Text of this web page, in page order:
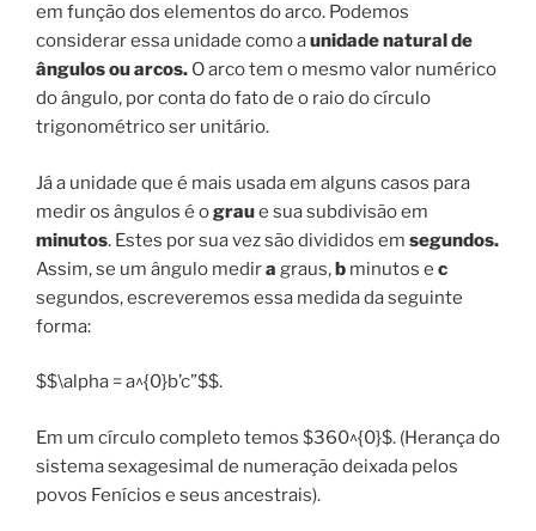
em função dos elementos do arco. Podemos
considerar essa unidade como aunidade natural de
ângulos ou arcos. O arco tem o mesmo valor numérico
do ângulo, por conta do fato de o raio do círculo
trigonométrico ser unitário.
Já a unidade que é mais usada em alguns casos para
medir os ângulos é ograue sua subdivisão em
minutos. Estes por sua vez são divididos em segundos.
Assim, se um ângulo medira graus,b minutos e c
segundos, escreveremos essa medida da seguinte
forma:
$$\alpha = a^{0}b’c”$$.
Em um círculo completo temos $360^{0}$. (Herança do
sistema sexagesimal de numeração deixada pelos
povos Fenícios e seus ancestrais).